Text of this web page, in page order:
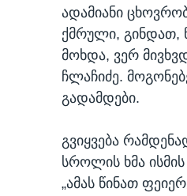
ადამიანი
ქმრული, გინდათ,
მოხდა, ვერ
ჩლაჩიძე.
გადამდები.
გვიყვება
სროლის ხმა
„ამას წინათ